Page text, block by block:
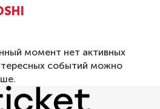
момент нет активных
событий можно
.